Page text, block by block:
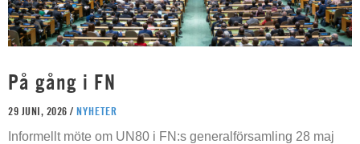
På gång i FN
29 JUNI, 2026 / NYHETER
Informellt möte om UN80 i FN:s generalförsamling 28 maj